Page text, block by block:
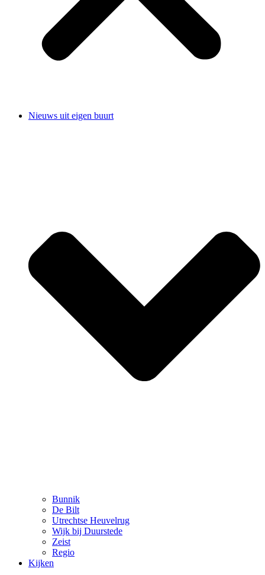
Nieuws uit eigen buurt
Bunnik
De Bilt
Utrechtse Heuvelrug
Wijk bij Duurstede
Zeist
Regio
Kijken